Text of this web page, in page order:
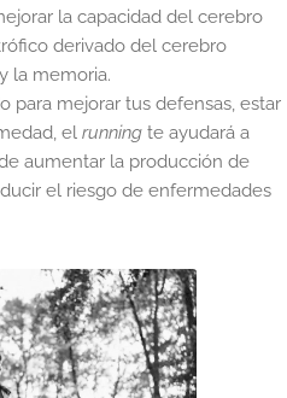
la capacidad del cerebro
derivado del cerebro
la memoria.
para mejorar tus defensas, estar
el runningte ayudará a
aumentar la producción de
el riesgo de enfermedades